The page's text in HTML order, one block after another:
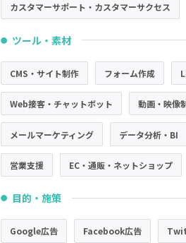
カスタマーサポート・カスタマーサクセス
● ツール・素材
CMS・サイト制作 フォーム作成
Web接客・チャットボット 動画・映像
メールマーケティング データ分析・BI
営業支援 EC・通販・ネットショップ
● 目的・施策
Google広告 Facebook広告